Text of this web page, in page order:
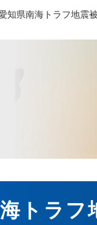
知県南海トラフ地震
トラフ